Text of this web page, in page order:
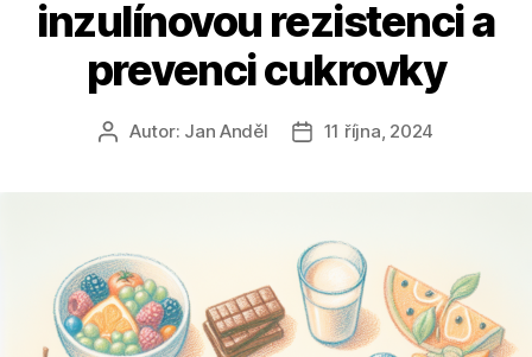
inzulínovou rezistenci a
prevenci cukrovky
AutorAutor: Jan Anděl
Datum
11 října, 2024